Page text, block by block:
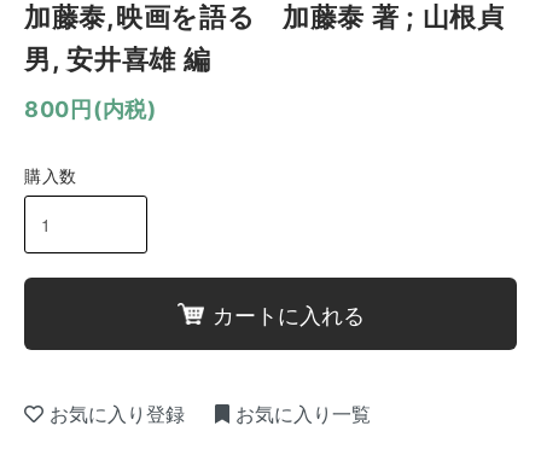
加藤泰,映画を語る 加藤泰 著 ; 山根貞
男, 安井喜雄 編
800円(内税)
購入数
カートに入れる
お気に入り登録 お気に入り一覧